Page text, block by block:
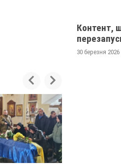
Контент,
30 березня 2026